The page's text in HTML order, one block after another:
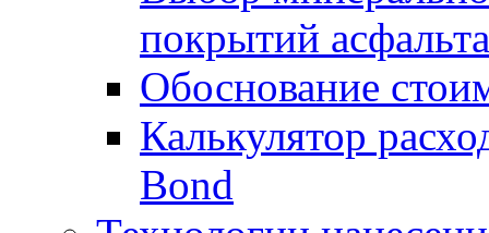
покрытий асфальта
Обоснование
Калькулятор
Bond